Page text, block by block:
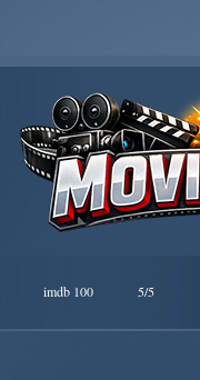
imdb 100 5/5